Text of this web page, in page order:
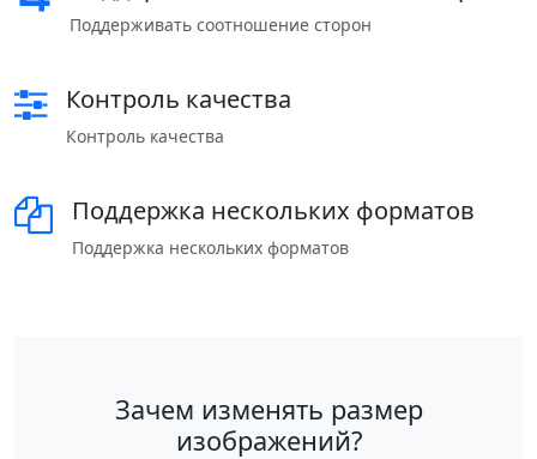
Поддерживать соотношение сторон
Контроль качества
Контроль качества
Поддержка нескольких форматов
Поддержка нескольких форматов
Зачем изменять размер
изображений?